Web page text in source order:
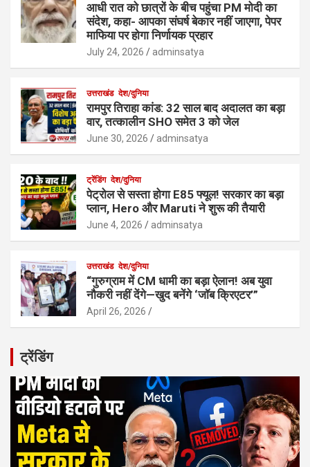
आधी रात को छात्रों के बीच पहुंचा PM मोदी का
संदेश, कहा- आपका संघर्ष बेकार नहीं जाएगा, पेपर
माफिया पर होगा निर्णायक प्रहार
July 24, 2026 adminsatya
उत्तराखंड देश/दुनिया
रामपुर तिराहा कांड: 32 साल बाद अदालत का बड़ा
वार, तत्कालीन SHO समेत 3 को जेल
June 30, 2026 adminsatya
ट्रेंडिंग देश/दुनिया
पेट्रोल से सस्ता होगा E85 फ्यूल! सरकार का बड़ा
प्लान, Hero और Maruti ने शुरू की तैयारी
June 4, 2026 adminsatya
उत्तराखंड देश/दुनिया
“गुरुग्राम में CM धामी का बड़ा ऐलान! अब युवा
नौकरी नहीं देंगे—खुद बनेंगे ‘जॉब क्रिएटर’”
April 26, 2026
ट्रेंडिंग